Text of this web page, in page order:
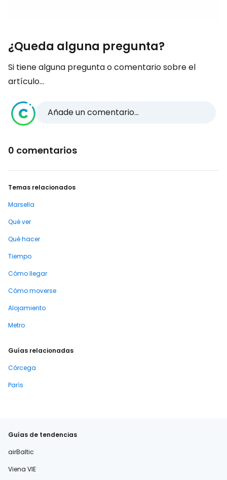
¿Queda alguna pregunta?
Si tiene alguna pregunta o comentario sobre el
artículo...
Añade un comentario...
0 comentarios
Temas relacionados
Marsella
Qué ver
Qué hacer
Tiempo
Cómo llegar
Cómo moverse
Alojamiento
Metro
Guías relacionadas
Córcega
París
Guías de tendencias
airBaltic
Viena VIE